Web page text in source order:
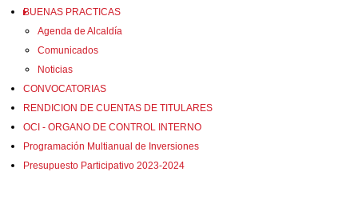
BUENAS PRACTICAS
Agenda de Alcaldía
Comunicados
Noticias
CONVOCATORIAS
RENDICION DE CUENTAS DE TITULARES
OCI - ORGANO DE CONTROL INTERNO
Programación Multianual de Inversiones
Presupuesto Participativo 2023-2024